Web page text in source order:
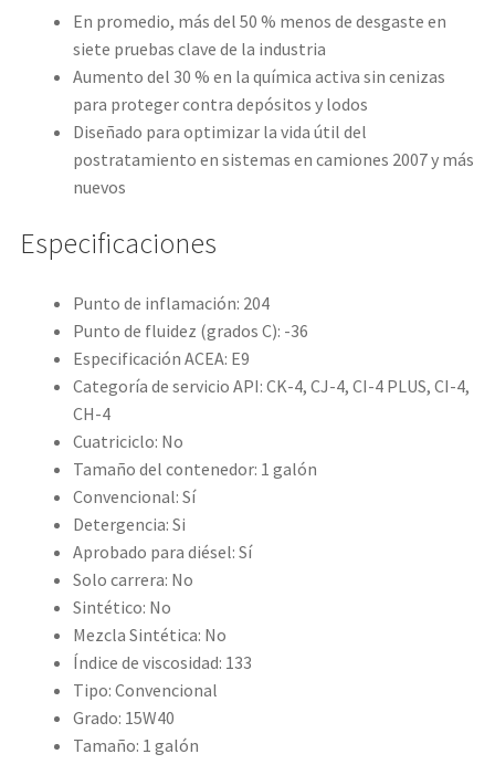
En promedio, más del 50 % menos de desgaste en
siete pruebas clave de la industria
Aumento del 30 % en la química activa sin cenizas
para proteger contra depósitos y lodos
Diseñado para optimizar la vida útil del
postratamiento en sistemas en camiones 2007 y más
nuevos
Especificaciones
Punto de inflamación: 204
Punto de fluidez (grados C): -36
Especificación ACEA: E9
Categoría de servicio API: CK-4, CJ-4, CI-4 PLUS, CI-4,
CH-4
Cuatriciclo: No
Tamaño del contenedor: 1 galón
Convencional: Sí
Detergencia: Si
Aprobado para diésel: Sí
Solo carrera: No
Sintético: No
Mezcla Sintética: No
Índice de viscosidad: 133
Tipo: Convencional
Grado: 15W40
Tamaño: 1 galón